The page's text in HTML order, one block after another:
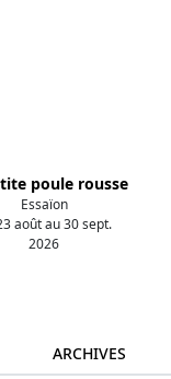
poule rousse
Essaïon
août au 30 sept.
2026
ARCHIVES